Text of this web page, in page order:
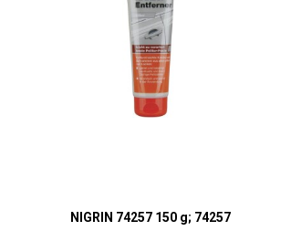
NIGRIN 74257 150 g; 74257